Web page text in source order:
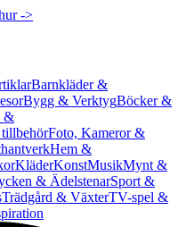
->
Barnkläder &
Bygg & VerktygBöcker &
&
Foto, Kameror &
Hem &
KläderKonstMusikMynt &
& ÄdelstenarSport &
Trädgård & VäxterTV-spel &